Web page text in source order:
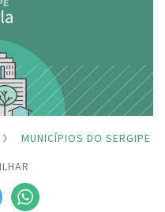
MUNICÍPIOS DO SERGIPE